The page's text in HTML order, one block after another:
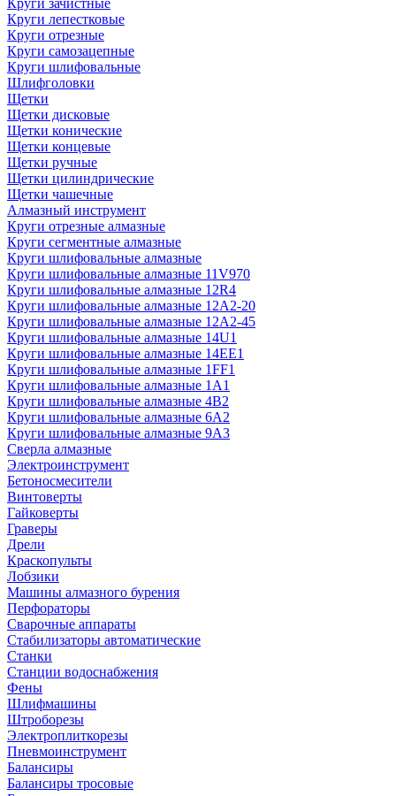
Круги зачистные
Круги лепестковые
Круги отрезные
Круги самозацепные
Круги шлифовальные
Шлифголовки
Щетки
Щетки дисковые
Щетки конические
Щетки концевые
Щетки ручные
Щетки цилиндрические
Щетки чашечные
Алмазный инструмент
Круги отрезные алмазные
Круги сегментные алмазные
Круги шлифовальные алмазные
Круги шлифовальные алмазные 11V970
Круги шлифовальные алмазные 12R4
Круги шлифовальные алмазные 12А2-20
Круги шлифовальные алмазные 12А2-45
Круги шлифовальные алмазные 14U1
Круги шлифовальные алмазные 14ЕЕ1
Круги шлифовальные алмазные 1FF1
Круги шлифовальные алмазные 1А1
Круги шлифовальные алмазные 4В2
Круги шлифовальные алмазные 6A2
Круги шлифовальные алмазные 9А3
Сверла алмазные
Электроинструмент
Бетоносмесители
Винтоверты
Гайковерты
Граверы
Дрели
Краскопульты
Лобзики
Машины алмазного бурения
Перфораторы
Сварочные аппараты
Стабилизаторы автоматические
Станки
Станции водоснабжения
Фены
Шлифмашины
Штроборезы
Электроплиткорезы
Пневмоинструмент
Балансиры
Балансиры тросовые